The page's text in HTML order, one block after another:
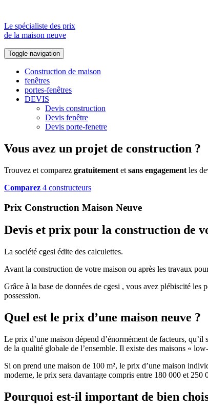
Le spécialiste des prix
de la maison neuve
Toggle navigation
Construction de maison
fenêtres
portes-fenêtres
DEVIS
Devis construction
Devis fenêtre
Devis porte-fenetre
Vous avez un projet de construction ?
Trouvez et comparez gratuitement et sans engagement les
Comparez 4 constructeurs
Prix Construction Maison Neuve
Devis et prix pour la construction de
La société cgesi édite des calculettes.
Avant la construction de votre maison ou après les travaux
Grâce à la base de données de cgesi , vous avez plébiscité
possession.
Quel est le prix d’une maison neuve ?
Le prix d’une maison dépend d’énormément de facteurs,
de la qualité globale de l’ensemble. Il existe des maisons «
Si on prend une maison de 100 m², le prix d’une maison
moderne, le prix sera davantage compris entre 180 000 et 250
Pourquoi est-il important de bien